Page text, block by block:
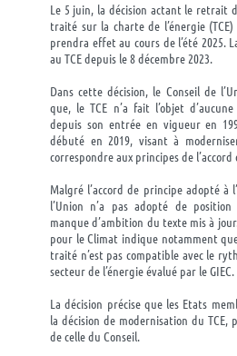
Le 5 juin, la décision actant le retrait
traité sur la charte de l’énergie
prendra effet au cours de l’été 2025.
au TCE depuis le 8 décembre 2023.
Dans cette décision, le Conseil de
que, le TCE n’a fait l’objet
depuis son entrée en vigueur en
débuté en 2019, visant à
correspondre aux principes de l’accord
Malgré l’accord de principe adopté à
l’Union n’a pas adopté de
manque d’ambition du texte mis à
pour le Climat indique notamment
traité n’est pas compatible avec le
secteur de l’énergie évalué par le GIEC.
La décision précise que les Etats
la décision de modernisation du TCE,
de celle du Conseil.